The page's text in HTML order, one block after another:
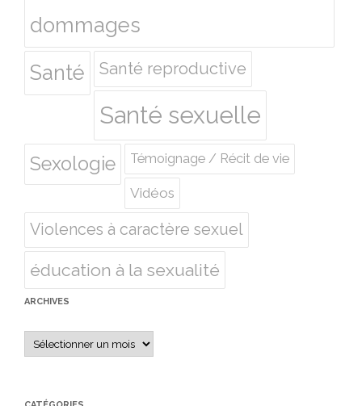
dommages
Santé
Santé reproductive
Santé sexuelle
Sexologie Témoignage / Récit de vie
Vidéos
Violences à caractère sexuel
éducation à la sexualité
ARCHIVES
Archives